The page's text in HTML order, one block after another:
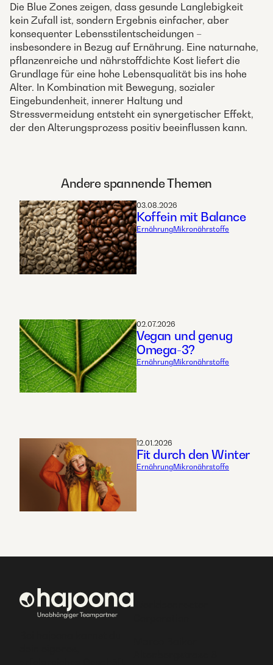
Die Blue Zones zeigen, dass gesunde Langlebigkeit
kein Zufall ist, sondern Ergebnis einfacher, aber
konsequenter Lebensstilentscheidungen –
insbesondere in Bezug auf Ernährung. Eine naturnahe,
pflanzenreiche und nährstoffdichte Kost liefert die
Grundlage für eine hohe Lebensqualität bis ins hohe
Alter. In Kombination mit Bewegung, sozialer
Eingebundenheit, innerer Haltung und
Stressvermeidung entsteht ein synergetischer Effekt,
der den Alterungsprozess positiv beeinflussen kann.
Andere spannende Themen
03.08.2026
Koffein mit Balance
ErnährungMikronährstoffe
02.07.2026
Vegan und genug
Omega-3?
ErnährungMikronährstoffe
12.01.2026
Fit durch den Winter
ErnährungMikronährstoffe